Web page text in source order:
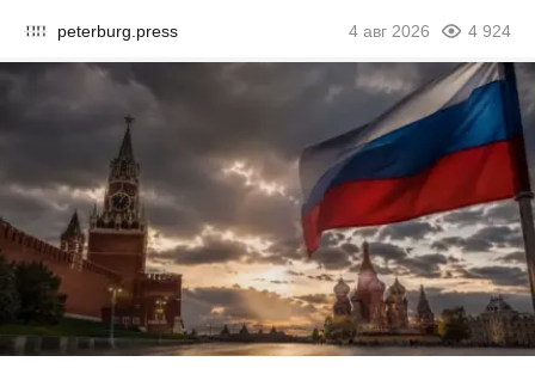
peterburg.press 4 авг 2026 4 924